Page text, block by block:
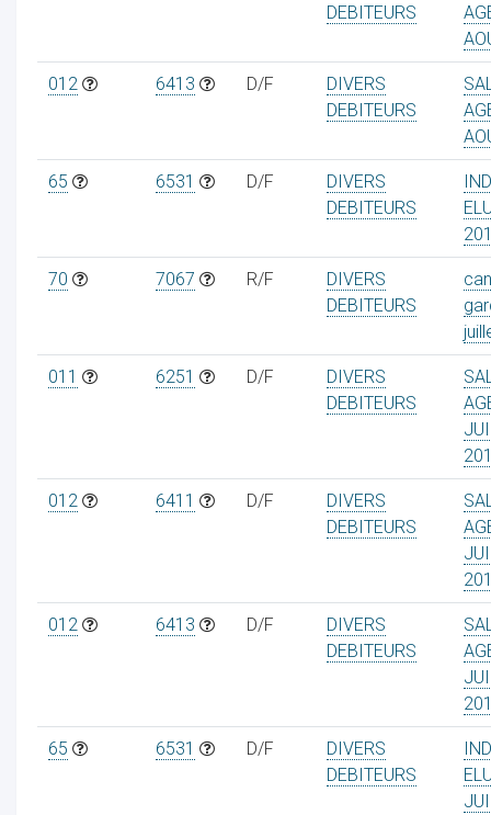
DEBITEURS
012 6413 D/F
DIVERS
DEBITEURS
65 6531 D/F
DIVERS
DEBITEURS
70 7067 R/F
DIVERS
DEBITEURS
011 6251 D/F
DIVERS
DEBITEURS
012 6411 D/F
DIVERS
DEBITEURS
012 6413 D/F
DIVERS
DEBITEURS
65 6531 D/F
DIVERS
DEBITEURS